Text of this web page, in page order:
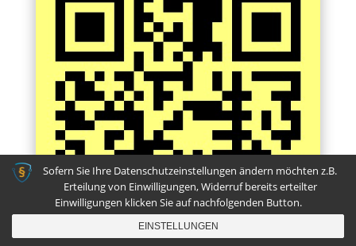
Sofern Sie Ihre Datenschutzeinstellungen ändern möchten z.B.
Erteilung von Einwilligungen, Widerruf bereits erteilter
Einwilligungen klicken Sie auf nachfolgenden Button.
EINSTELLUNGEN